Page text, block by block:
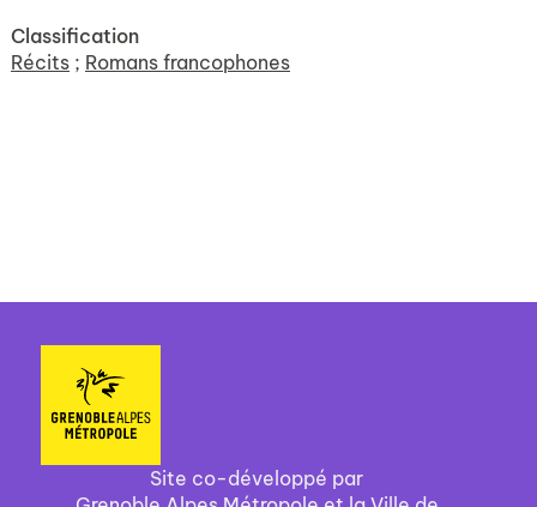
Classification
Récits ; Romans francophones
Site co-développé par